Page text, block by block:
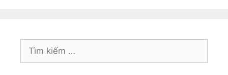
Tìm
kiếm